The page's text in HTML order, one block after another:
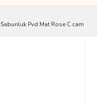
Pvd Mat Rose C cam